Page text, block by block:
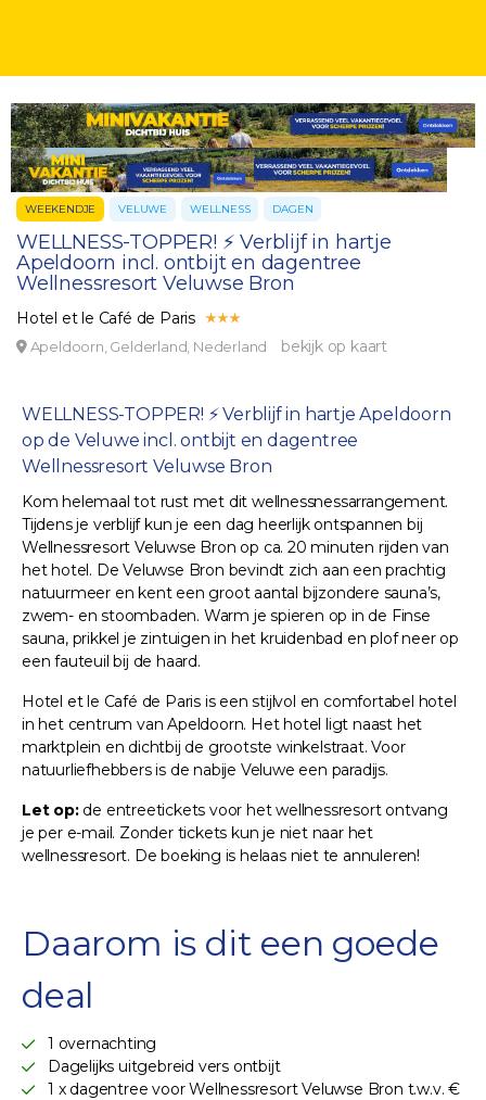
WEEKENDJE VELUWE WELLNESS DAGEN
WELLNESS-TOPPER! ⚡️ Verblijf in hartje
Apeldoorn incl. ontbijt en dagentree
Wellnessresort Veluwse Bron
Hotel et le Café de Paris
Apeldoorn, Gelderland, Nederland bekijk op kaart
WELLNESS-TOPPER! ⚡️ Verblijf in hartje Apeldoorn
op de Veluwe incl. ontbijt en dagentree
Wellnessresort Veluwse Bron
Kom helemaal tot rust met dit wellnessnessarrangement.
Tijdens je verblijf kun je een dag heerlijk ontspannen bij
Wellnessresort Veluwse Bron op ca. 20 minuten rijden van
het hotel. De Veluwse Bron bevindt zich aan een prachtig
natuurmeer en kent een groot aantal bijzondere sauna’s,
zwem- en stoombaden. Warm je spieren op in de Finse
sauna, prikkel je zintuigen in het kruidenbad en plof neer op
een fauteuil bij de haard.
Hotel et le Café de Paris is een stijlvol en comfortabel hotel
in het centrum van Apeldoorn. Het hotel ligt naast het
marktplein en dichtbij de grootste winkelstraat. Voor
natuurliefhebbers is de nabije Veluwe een paradijs.
Let op:de entreetickets voor het wellnessresort ontvang
je per e-mail. Zonder tickets kun je niet naar het
wellnessresort. De boeking is helaas niet te annuleren!
Daarom is dit een goede
deal
1 overnachting
Dagelijks uitgebreid vers ontbijt
1 x dagentree voor Wellnessresort Veluwse Bron t.w.v. €